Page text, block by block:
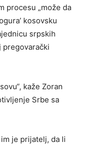
procesu „može da
kosovsku
srpskih
pregovarački
kaže Zoran
Srbe sa
je prijatelj, da li